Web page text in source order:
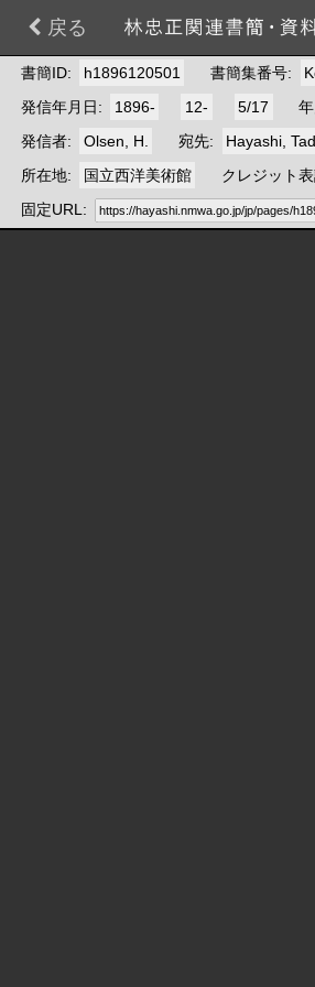
戻る
書簡ID h1896120501 書簡集番号
発信年月日
1896- 12- 5/17
発信者
Olsen, H. 宛先 Hayashi,
所在地
国立西洋美術館 クレジット
固定URL